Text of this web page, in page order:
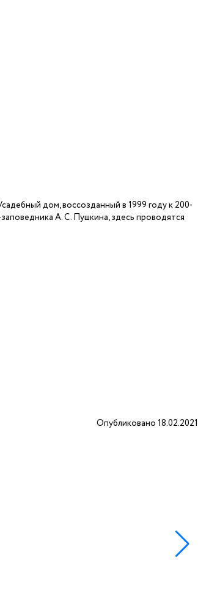
дом, воссозданный в 1999 году к 200-
А. С. Пушкина, здесь проводятся
Опубликовано 18.02.2021